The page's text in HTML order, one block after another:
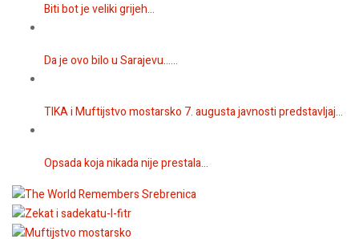
Biti bot je veliki grijeh...
Da je ovo bilo u Sarajevu…...
TIKA i Muftijstvo mostarsko 7. augusta javnosti predstavljaj...
Opsada koja nikada nije prestala...